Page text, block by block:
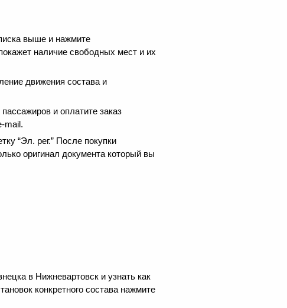
выше и нажмите
наличие свободных мест и их
движения состава и
и оплатите заказ
mail.
“Эл. рег.” После покупки
оригинал документа который вы
в Нижневартовск и узнать как
конкретного состава нажмите